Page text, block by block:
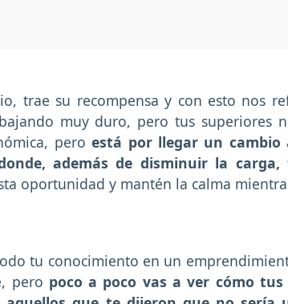
trae su recompensa y con esto nos
muy duro, pero tus superiores
peroestá por llegar un
además de disminuir la
oportunidad y mantén la calma
tu conocimiento en un
pero poco a poco vas a ver cómo